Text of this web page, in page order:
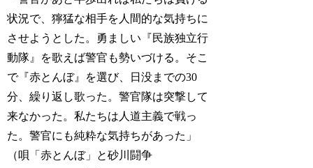
状況で、獰猛な相手を人間的な気持ちに
させようとした。勇ましい『民族独立行
動隊』を歌えば警官も勢いづける。そこ
で『赤とんぼ』を選び、日没までの30
分、繰り返し歌った。警官隊は突撃して
来なかった。私たちは人道主義で戦っ
た。警官にも純粋な気持ちがあった」
（唄「赤とんぼ」と砂川闘争